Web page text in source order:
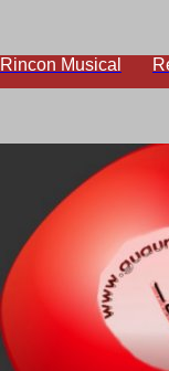
Rincon Musical